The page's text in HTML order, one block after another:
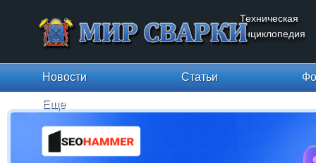
Техническая
энциклопедия
Новости Статьи
Еще